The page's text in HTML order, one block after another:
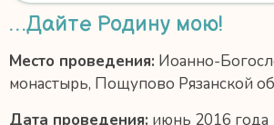
…Дайте Родину мою!
Место проведения: Иоанно-
монастырь, Пощупово Рязанской
Дата проведения: июнь 2016 года